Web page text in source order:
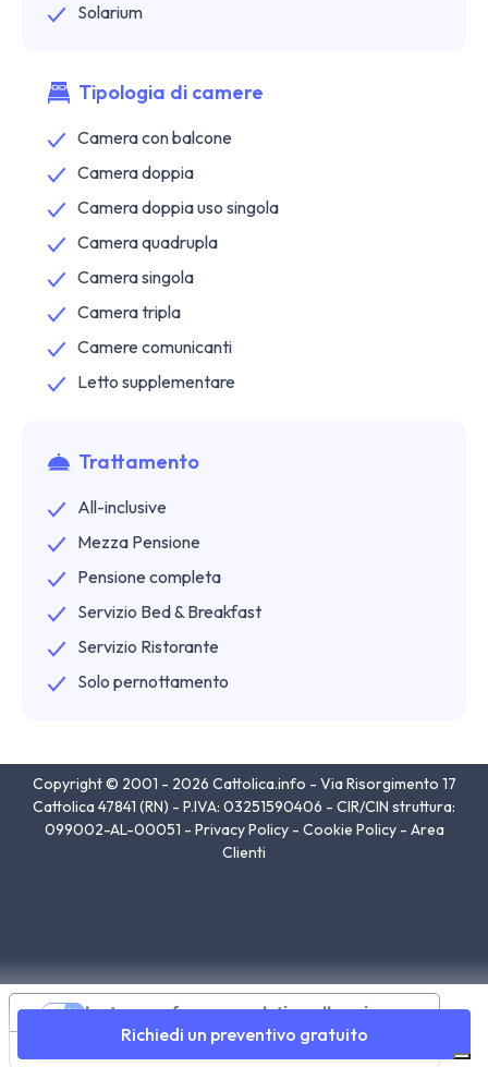
Solarium
Tipologia di camere
Camera con balcone
Camera doppia
Camera doppia uso singola
Camera quadrupla
Camera singola
Camera tripla
Camere comunicanti
Letto supplementare
Trattamento
All-inclusive
Mezza Pensione
Pensione completa
Servizio Bed & Breakfast
Servizio Ristorante
Solo pernottamento
Copyright © 2001 - 2026 Cattolica.info - Via Risorgimento 17
Cattolica 47841 (RN) - P.IVA: 03251590406 - CIR/CIN struttura:
099002-AL-00051 - Privacy Policy - Cookie Policy - Area
Clienti
Richiedi un preventivo gratuito
Informativa sulla raccolta
Le tue preferenze relative alla privacy